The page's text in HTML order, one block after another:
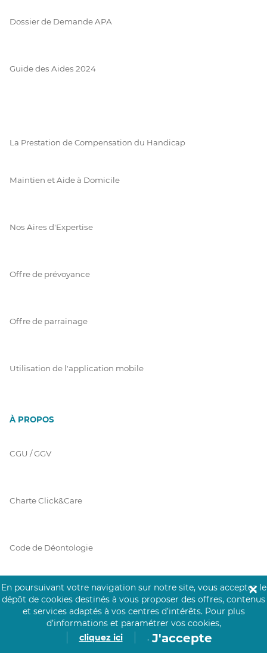
Dossier de Demande APA
Guide des Aides 2024
La Prestation de Compensation du Handicap
Maintien et Aide à Domicile
Nos Aires d'Expertise
Offre de prévoyance
Offre de parrainage
Utilisation de l'application mobile
À PROPOS
CGU / GGV
Charte Click&Care
Code de Déontologie
Mentions Légales
Prérequis Click&Care
En poursuivant votre navigation sur notre site, vous acceptez le
dépôt de cookies destinés à vous proposer des offres, contenus
et services adaptés à vos centres d’intérêts. Pour plus
d’informations et paramétrer vos cookies,
cliquez ici
. J'accepte
✕